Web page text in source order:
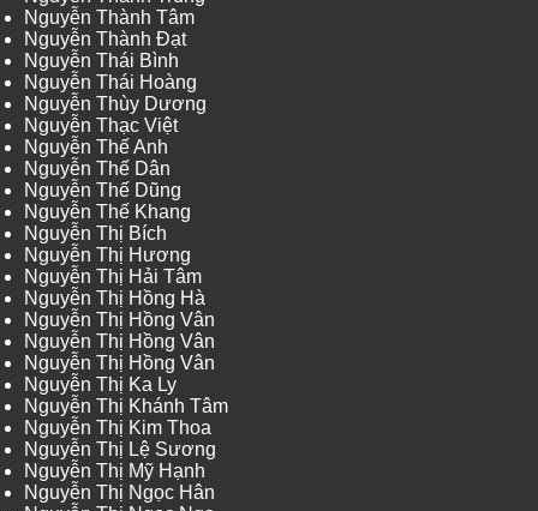
Nguyễn Thành Tâm
Nguyễn Thành Đạt
Nguyễn Thái Bình
Nguyễn Thái Hoàng
Nguyễn Thùy Dương
Nguyễn Thạc Việt
Nguyễn Thế Anh
Nguyễn Thế Dân
Nguyễn Thế Dũng
Nguyễn Thế Khang
Nguyễn Thị Bích
Nguyễn Thị Hương
Nguyễn Thị Hải Tâm
Nguyễn Thị Hồng Hà
Nguyễn Thị Hồng Vân
Nguyễn Thị Hồng Vân
Nguyễn Thị Hồng Vân
Nguyễn Thị Ka Ly
Nguyễn Thị Khánh Tâm
Nguyễn Thị Kim Thoa
Nguyễn Thị Lệ Sương
Nguyễn Thị Mỹ Hạnh
Nguyễn Thị Ngọc Hân